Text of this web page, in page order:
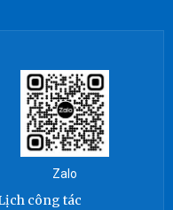
Zalo
công tác